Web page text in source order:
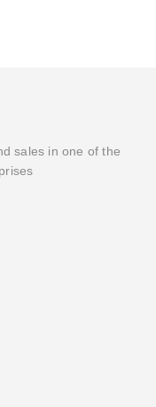
sales in one of the